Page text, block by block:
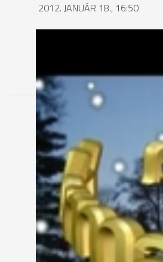
2012. JANUÁR 18., 16:50